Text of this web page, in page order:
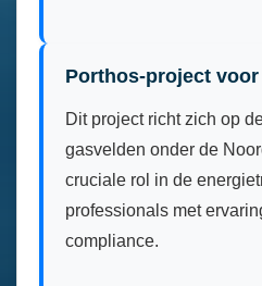
Porthos-project voor
Dit project richt zich op
gasvelden onder de
cruciale rol in de
professionals met
compliance.